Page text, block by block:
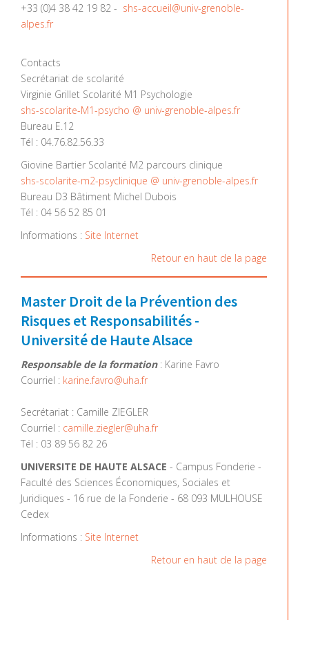
+33 (0)4 38 42 19 82 - shs-accueil@univ-grenoble-
alpes.fr
Contacts
Secrétariat de scolarité
Virginie Grillet Scolarité M1 Psychologie
shs-scolarite-M1-psycho @ univ-grenoble-alpes.fr
Bureau E.12
Tél : 04.76.82.56.33
Giovine Bartier Scolarité M2 parcours clinique
shs-scolarite-m2-psyclinique @ univ-grenoble-alpes.fr
Bureau D3 Bâtiment Michel Dubois
Tél : 04 56 52 85 01
Informations : Site Internet
Retour en haut de la page
Master Droit de la Prévention des
Risques et Responsabilités -
Université de Haute Alsace
Responsable de la formation : Karine Favro
Courriel : karine.favro@uha.fr
Secrétariat : Camille ZIEGLER
Courriel : camille.ziegler@uha.fr
Tél : 03 89 56 82 26
UNIVERSITE DE HAUTE ALSACE - Campus Fonderie -
Faculté des Sciences Économiques, Sociales et
Juridiques - 16 rue de la Fonderie - 68 093 MULHOUSE
Cedex
Informations : Site Internet
Retour en haut de la page